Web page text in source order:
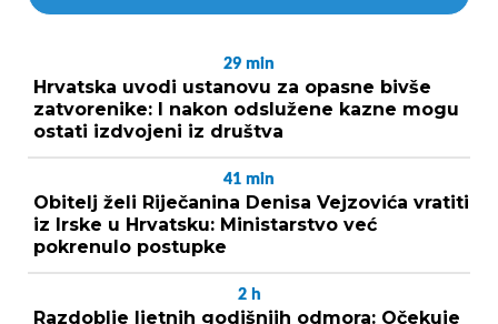
29 min
Hrvatska uvodi ustanovu za opasne bivše
zatvorenike: I nakon odslužene kazne mogu
ostati izdvojeni iz društva
41 min
Obitelj želi Riječanina Denisa Vejzovića vratiti
iz Irske u Hrvatsku: Ministarstvo već
pokrenulo postupke
2 h
Razdoblje ljetnih godišnjih odmora: Očekuje